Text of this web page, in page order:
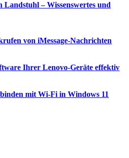
Landstuhl – Wissenswertes und
von iMessage-Nachrichten
Ihrer Lenovo-Geräte effektiv
mit Wi-Fi in Windows 11